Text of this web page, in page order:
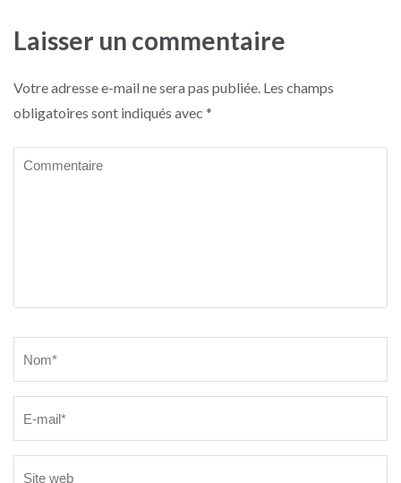
Laisser un commentaire
Votre adresse e-mail ne sera pas publiée. Les champs
obligatoires sont indiqués avec *
Commentaire